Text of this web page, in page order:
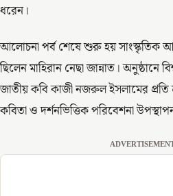
ধরেন।
আলোচনা পর্ব শেষে শুরু হয় সাংস্কৃতিক
ছিলেন মাহিরান নেছা জান্নাত। অনুষ্ঠানে
জাতীয় কবি কাজী নজরুল ইসলামের প্রতি
কবিতা ও দর্শনভিত্তিক পরিবেশনা